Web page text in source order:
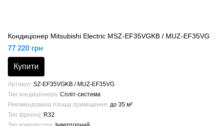
Кондиціонер Mitsubishi Electric MSZ-EF35VGKB / MUZ-EF35VG
77 220 грн
Купити
Артикул SZ-EF35VGKB / MUZ-EF35VG
Тип кондиціонера Спліт-система
Рекомендована площа приміщення до 35 м²
Тип фреону R32